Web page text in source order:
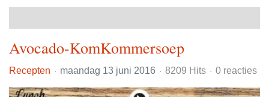
Avocado-KomKommersoep
Recepten maandag 13 juni 2016 8209 Hits 0 reacties